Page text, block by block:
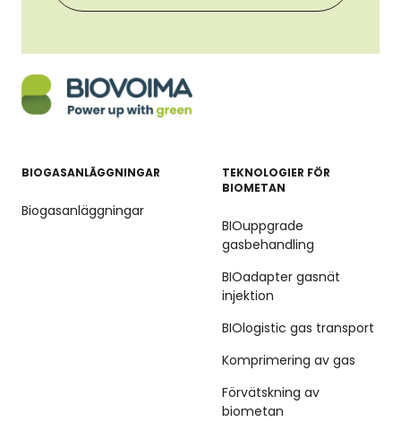
BIOGASANLÄGGNINGAR
Biogasanläggningar
TEKNOLOGIER FÖR
BIOMETAN
BIOuppgrade
gasbehandling
BIOadapter gasnät
injektion
BIOlogistic gas transport
Komprimering av gas
Förvätskning av
biometan